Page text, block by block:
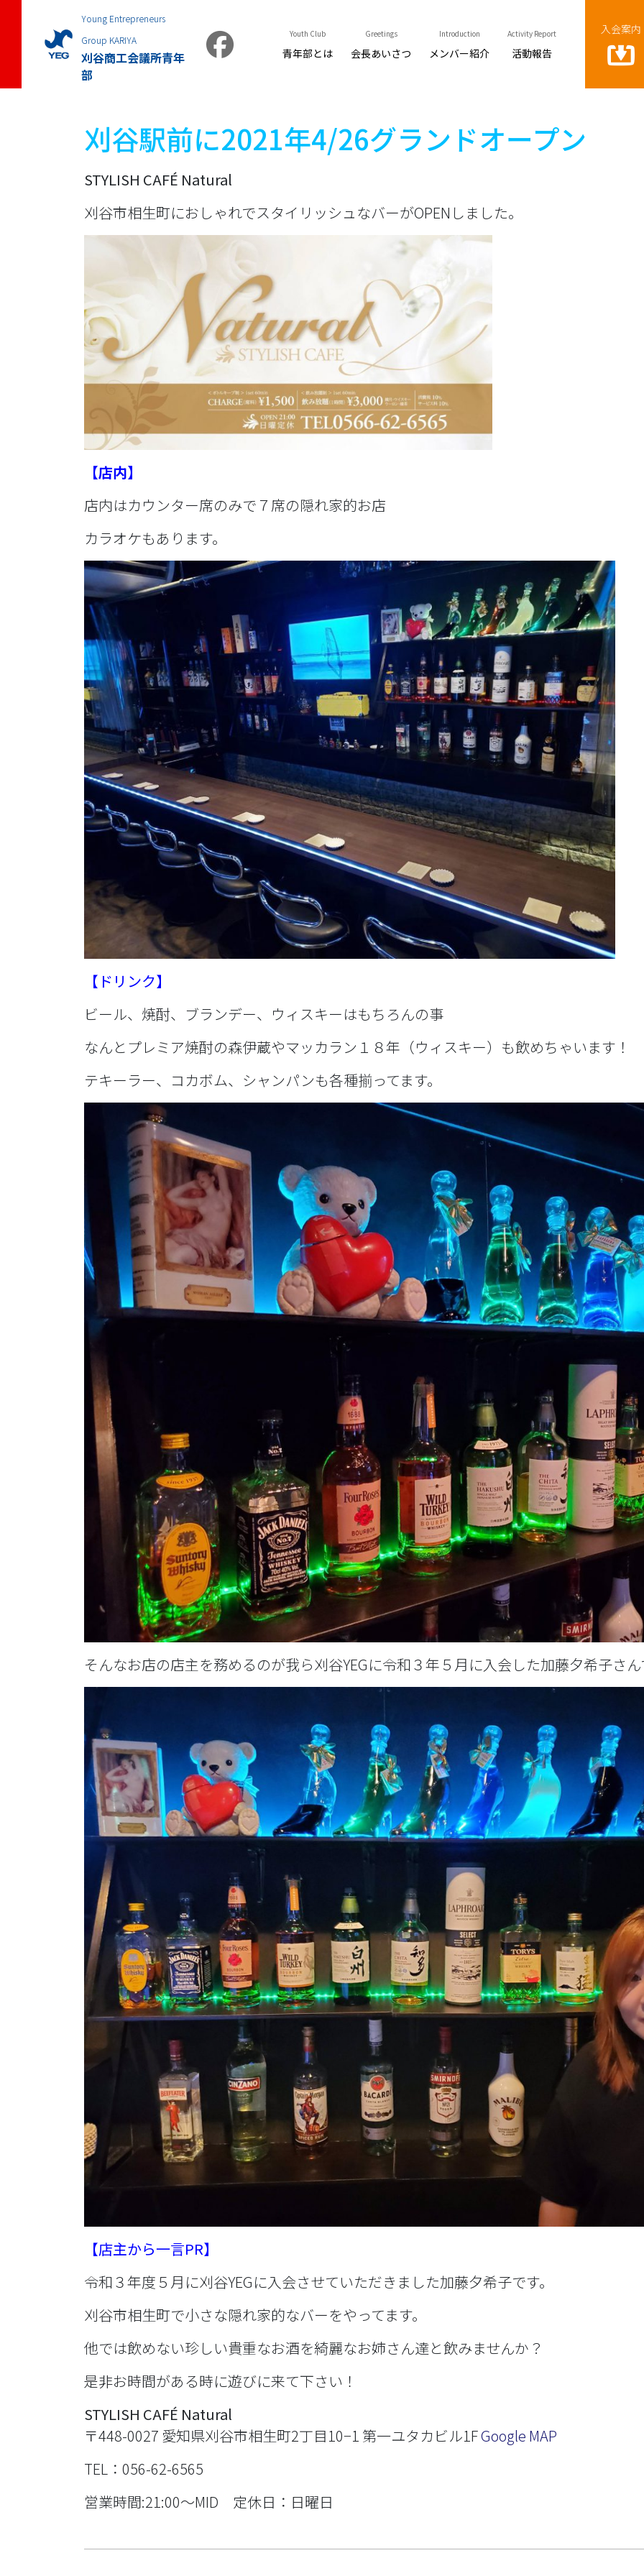
Young Entrepreneurs
Group KARIYA
刈谷商工会議所青年
部
青年部とは
Youth Club
会長あいさつ
Greetings
メンバー紹介
Introduction
活動報告
Activity Report 入会案内
刈谷駅前に2021年4/26グランドオープン
STYLISH CAFÉ Natural
刈谷市相生町におしゃれでスタイリッシュなバーがOPENしました。
【店内】
店内はカウンター席のみで７席の隠れ家的お店
カラオケもあります。
【ドリンク】
ビール、焼酎、ブランデー、ウィスキーはもちろんの事
なんとプレミア焼酎の森伊蔵やマッカラン１８年（ウィスキー）も飲めちゃいます！
テキーラー、コカボム、シャンパンも各種揃ってます。
そんなお店の店主を務めるのが我ら刈谷YEGに令和３年５月に入会した加藤夕希子さ
【店主から一言PR】
令和３年度５月に刈谷YEGに入会させていただきました加藤夕希子です。
刈谷市相生町で小さな隠れ家的なバーをやってます。
他では飲めない珍しい貴重なお酒を綺麗なお姉さん達と飲みませんか？
是非お時間がある時に遊びに来て下さい！
STYLISH CAFÉ Natural
〒448-0027 愛知県刈谷市相生町2丁目10−1 第一ユタカビル1FGoogle MAP
TEL：056-62-6565
営業時間:21:00〜MID 定休日：日曜日